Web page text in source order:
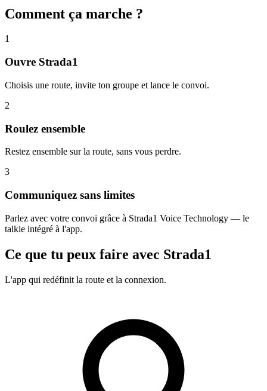
Comment ça marche ?
1
Ouvre Strada1
Choisis une route, invite ton groupe et lance le convoi.
2
Roulez ensemble
Restez ensemble sur la route, sans vous perdre.
3
Communiquez sans limites
Parlez avec votre convoi grâce à Strada1 Voice Technology — le
talkie intégré à l'app.
Ce que tu peux faire avec Strada1
L'app qui redéfinit la route et la connexion.